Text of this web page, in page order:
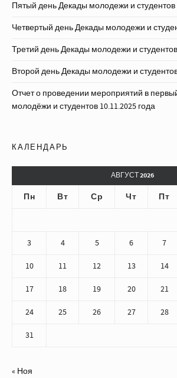
Пятый день Декады молодежи и студентов
Четвертый день Декады молодежи и
Третий день Декады молодежи и студентов
Второй день Декады молодежи и
Отчет о проведении мероприятий в
молодёжи и студентов 10.11.2025 года
КАЛЕНДАРЬ
АВГУСТ 2026
Пн Вт Ср Чт Пт
3 4 5 6 7
10 11 12 13 14
17 18 19 20 21
24 25 26 27 28
31
« Ноя